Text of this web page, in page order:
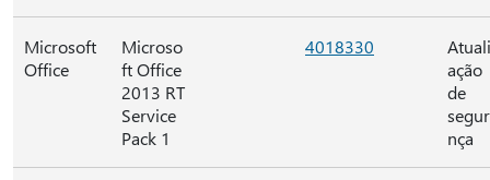
Microsoft
Office
Microso
ft Office
2013 RT
Service
Pack 1
4018330
ação
de
nça